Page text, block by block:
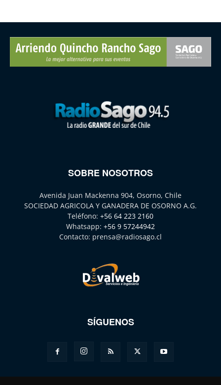
SOBRE NOSOTROS
Avenida Juan Mackenna 904, Osorno, Chile
SOCIEDAD AGRICOLA Y GANADERA DE OSORNO A.G.
Teléfono: +56 64 223 2160
Whatsapp: +56 9 57244942
Contacto: prensa@radiosago.cl
SÍGUENOS